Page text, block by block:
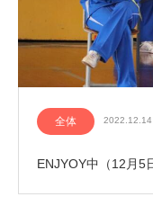
全体 2022.12.14
ENJYOY中（12月5